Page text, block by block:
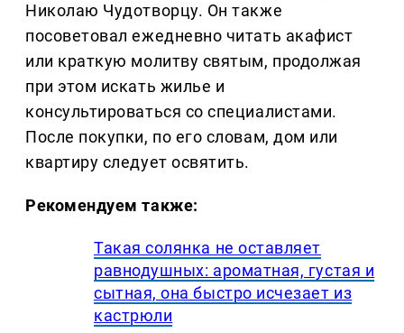
Николаю Чудотворцу. Он также
посоветовал ежедневно читать акафист
или краткую молитву святым, продолжая
при этом искать жилье и
консультироваться со специалистами.
После покупки, по его словам, дом или
квартиру следует освятить.
Рекомендуем также:
Такая солянка не оставляет
равнодушных: ароматная, густая и
сытная, она быстро исчезает из
кастрюли